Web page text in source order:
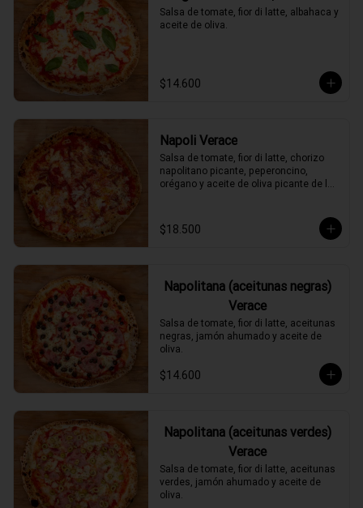
Salsa de tomate, fior di latte, albahaca y
aceite de oliva.
$14.600
Napoli Verace
Salsa de tomate, fior di latte, chorizo
napolitano picante, peperoncino,
orégano y aceite de oliva picante de la
$18.500
Napolitana (aceitunas negras)
Verace
Salsa de tomate, fior di latte, aceitunas
negras, jamón ahumado y aceite de
oliva.
$14.600
Napolitana (aceitunas verdes)
Verace
Salsa de tomate, fior di latte, aceitunas
verdes, jamón ahumado y aceite de
oliva.